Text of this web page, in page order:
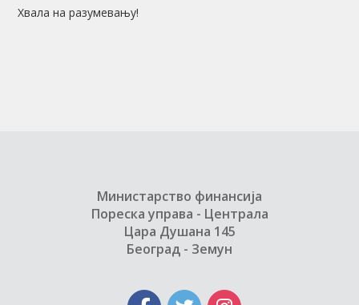
Хвала на разумевању!
Министарство финансија
Пореска управа - Централа
Цара Душана 145
Београд - Земун